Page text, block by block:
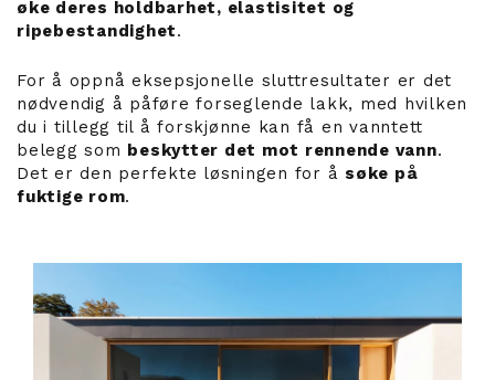
øke deres holdbarhet, elastisitet og
ripebestandighet.
For å oppnå eksepsjonelle sluttresultater er det
nødvendig å påføre forseglende lakk, med hvilken
du i tillegg til å forskjønne kan få en vanntett
belegg som beskytter det mot rennende vann.
Det er den perfekte løsningen for å søke på
fuktige rom.